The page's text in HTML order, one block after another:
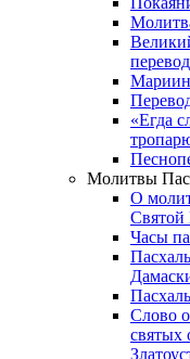
«Егда
Молитвы
О
Святой
Часы
Слово
святых